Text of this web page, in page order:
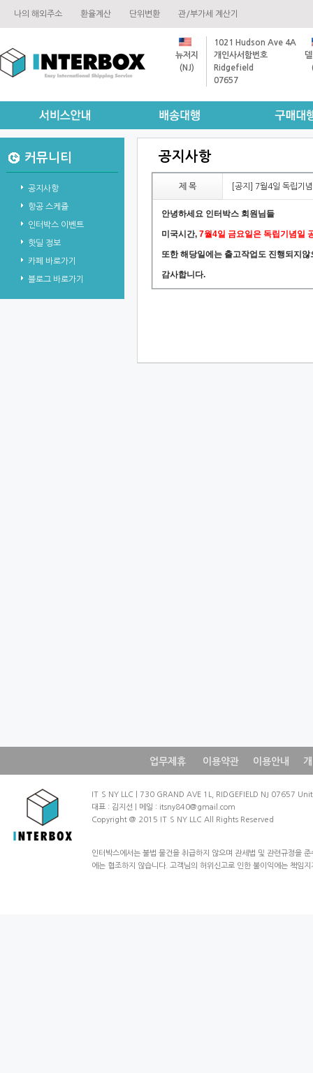
나의해외주소 환율계산 단위변환 관/부가세계산기
뉴저지
(NJ)
1021HudsonAve4A
개인사서함번호
Ridgefield
07657
커뮤니티
공지사항
항공스케쥴
인터박스이벤트
핫딜정보
카페바로가기
블로그바로가기
공지사항
제목 [공지]7월4일독립기
안녕하세요인터박스회원님들
미국시간, 7월4일금요일은독립기념일
또한해당일에는출고작업도진행되지않
감사합니다.
업무제휴 이용약관 이용안내
대표:김지선|메일:itsny840@gmail.com
Copyright@2015IT`SNYLLCAllRightsReserved
인터박스에서는불법물건을취급하지않으며관세법및관련규정을
에는협조하지않습니다.고객님의허위신고로인한불이익에는책임지